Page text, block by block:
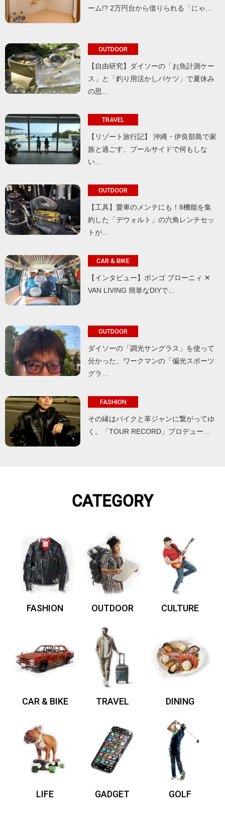
ーム!? 2万円台から借りられる「にゃ…
OUTDOOR
【自由研究】ダイソーの「お魚計測ケー
ス」と「釣り用活かしバケツ」で夏休み
の思…
TRAVEL
【リゾート旅行記】 沖縄・伊良部島で家
族と過ごす、プールサイドで何もしな
い…
OUTDOOR
【工具】愛車のメンテにも！8機能を集
約した「デウォルト」の六角レンチセッ
トが…
CAR & BIKE
【インタビュー】ボンゴ ブローニィ ✕
VAN LIVING 簡単なDIYで…
OUTDOOR
ダイソーの「調光サングラス」を使って
分かった、ワークマンの「偏光スポーツ
グラ…
FASHION
その縁はバイクと革ジャンに繋がってゆ
く。「TOUR RECORD」プロデュー…
CATEGORY
FASHION OUTDOOR CULTURE
CAR & BIKE TRAVEL DINING
LIFE GADGET GOLF